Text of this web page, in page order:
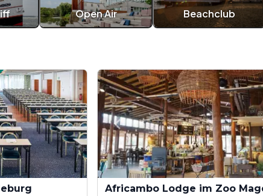
Open Air Beachclub